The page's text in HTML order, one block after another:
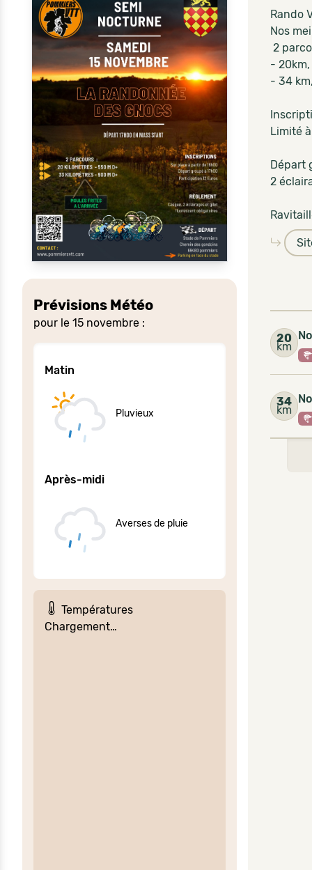
Prévisions Météo
pour le 15 novembre :
Matin
Pluvieux
Après-midi
Averses de pluie
Températures
Chargement…
Rando
Nos
2
-
- 34
Limité
Départ
2
20
km
34
km